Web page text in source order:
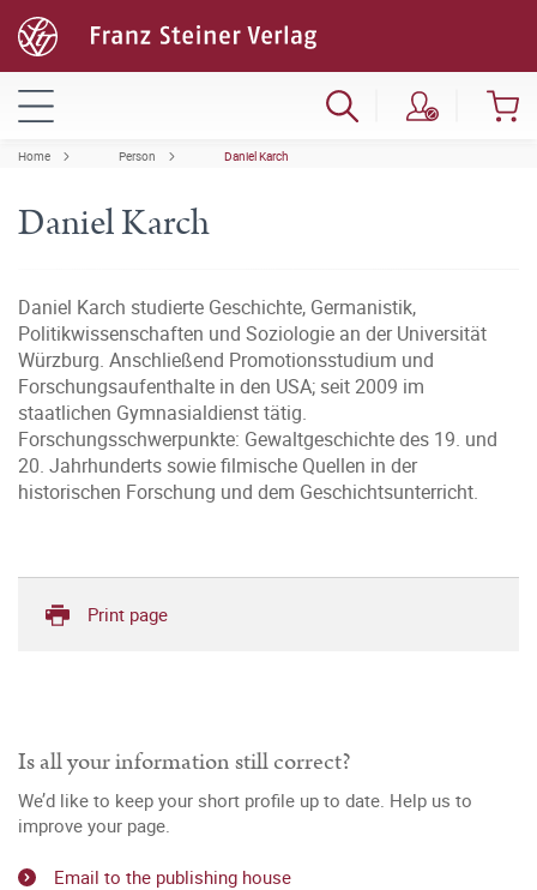
Home Person Daniel Karch
Daniel Karch
Daniel Karch studierte Geschichte, Germanistik,
Politikwissenschaften und Soziologie an der Universität
Würzburg. Anschließend Promotionsstudium und
Forschungsaufenthalte in den USA; seit 2009 im
staatlichen Gymnasialdienst tätig.
Forschungsschwerpunkte: Gewaltgeschichte des 19. und
20. Jahrhunderts sowie filmische Quellen in der
historischen Forschung und dem Geschichtsunterricht.
Print page
Is all your information still correct?
We’d like to keep your short profile up to date. Help us to
improve your page.
Email to the publishing house